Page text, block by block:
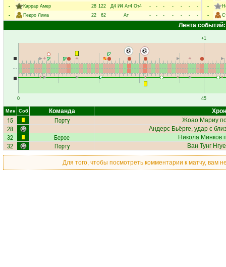
-
Каррар Амер 28 122 Д4 И4 Ат4 От4 - - - - - -
-
-
Педро Лима 22 62 Ат - - - - - - -
-
-
Лента событий:
0
+1
45
Мин Соб Команда
15 Порту Жоао Мариу
28 Андерс Бьёрге, удар с
32 Берое Никола Минков
32 Порту Ван Тунг
Для того, чтобы посмотреть комментарии к матчу, вам